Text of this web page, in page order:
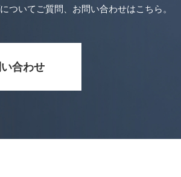
ついてご質問、お問い合わせはこちら。
合わせ